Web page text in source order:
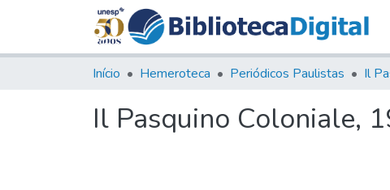
Início Hemeroteca Periódicos Paulistas Il
Il Pasquino Coloniale,